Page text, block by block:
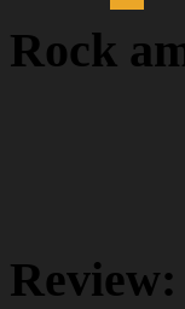
Rock